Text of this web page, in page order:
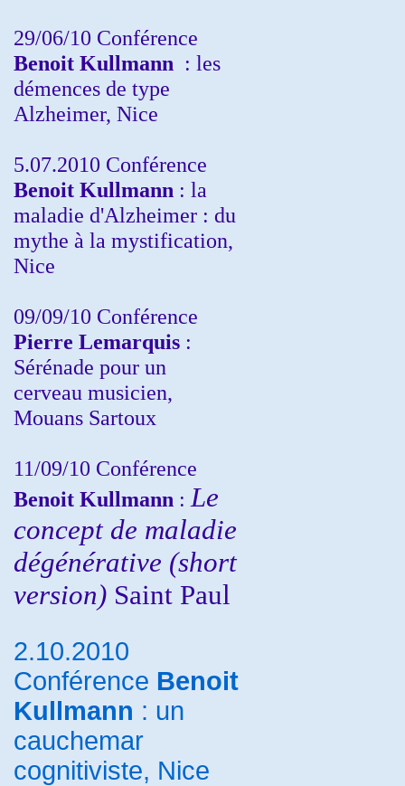
29/06/10 Conférence
Benoit Kullmann : les
démences de type
Alzheimer, Nice
5.07.2010 Conférence
Benoit Kullmann : la
maladie d'Alzheimer : du
mythe à la mystification,
Nice
09/09/10 Conférence
Pierre Lemarquis :
Sérénade pour un
cerveau musicien,
Mouans Sartoux
11/09/10 Conférence
Benoit Kullmann : Le
concept de maladie
dégénérative (short
version) Saint Paul
2.10.2010
Conférence Benoit
Kullmann : un
cauchemar
cognitiviste, Nice